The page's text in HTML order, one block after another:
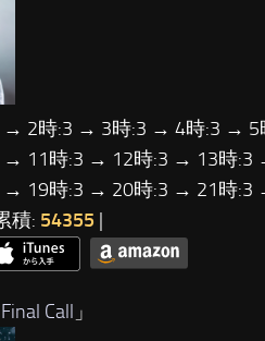
→ 2時:3 → 3時:3 → 4時:3 →
→ 11時:3 → 12時:3 → 13時
→ 19時:3 → 20時:3 → 21時:3
積: 54355 |
Final Call 」